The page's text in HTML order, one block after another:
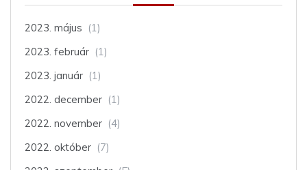
2023. május (1)
2023. február (1)
2023. január (1)
2022. december (1)
2022. november (4)
2022. október (7)